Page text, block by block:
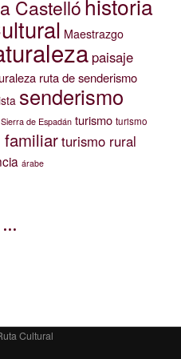
Castellóhistoria
Maestrazgo
paisaje
ruta de senderismo
senderismo
Sierra de Espadán turismo turismo
turismo rural
árabe
Cultural